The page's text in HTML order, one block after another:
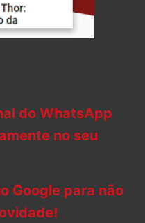
do WhatsApp
no seu
Google para não